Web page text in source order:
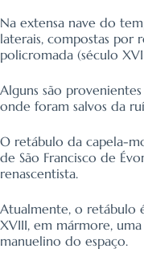
Na extensa nave do
laterais, compostas por
policromada (século
Alguns são
onde foram salvos da
O retábulo da capela-
de São Francisco de
renascentista.
Atualmente, o retábulo
XVIII, em mármore,
manuelino do espaço.